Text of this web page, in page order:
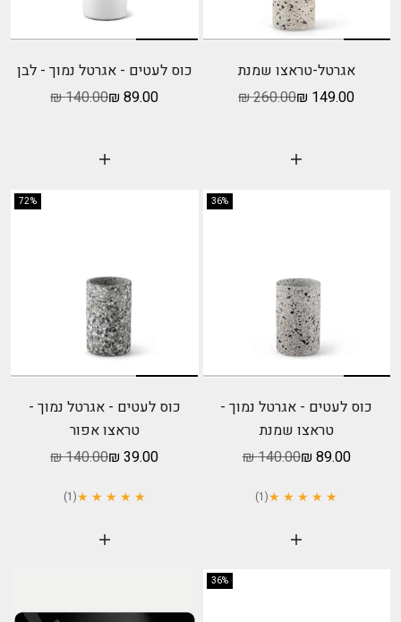
אגרטל-טראצו שמנת
מחיר מבצע
149.00 ₪ מחיר רגיל
260.00 ₪
הוסף לעגלה
כוס לעטים - אגרטל נמוך - לבן
מחיר מבצע
89.00 ₪ מחיר רגיל
140.00 ₪
הוסף לעגלה
36%
כוס לעטים - אגרטל נמוך -
טראצו שמנת
מחיר מבצע
89.00 ₪ מחיר רגיל
140.00 ₪
★ ★ ★ ★ ★
(1)
הוסף לעגלה
72%
כוס לעטים - אגרטל נמוך -
טראצו אפור
מחיר מבצע
39.00 ₪ מחיר רגיל
140.00 ₪
★ ★ ★ ★ ★
(1)
הוסף לעגלה
36%